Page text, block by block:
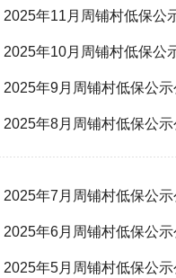
2025年11月周铺村低保公
2025年10月周铺村低保公
2025年9月周铺村低保公
2025年8月周铺村低保公
2025年7月周铺村低保公
2025年6月周铺村低保公
2025年5月周铺村低保公